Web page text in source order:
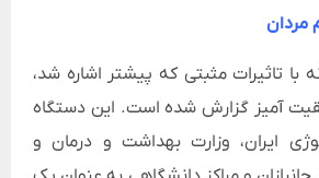
مردان
با تاثیرات مثبتی که پیشتر اشاره شد،
موفقیت آمیز گزارش شده است. این دستگاه
ایران، وزارت بهداشت و درمان و